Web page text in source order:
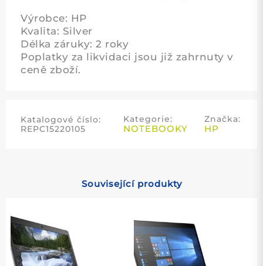
Výrobce: HP
Kvalita: Silver
Délka záruky: 2 roky
Poplatky za likvidaci jsou již zahrnuty v
ceně zboží.
Katalogové číslo:
REPC15220105
Kategorie:
NOTEBOOKY
Značka:
HP
Související produkty